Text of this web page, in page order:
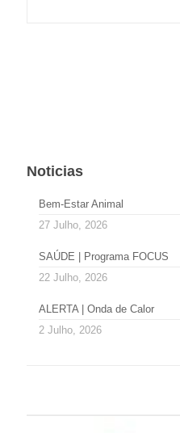
Noticias
Bem-Estar Animal
27 Julho, 2026
SAÚDE | Programa FOCUS
22 Julho, 2026
ALERTA | Onda de Calor
2 Julho, 2026